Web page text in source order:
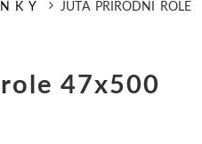
K Y
JUTA PŘÍRODNÍ ROLE
47x500